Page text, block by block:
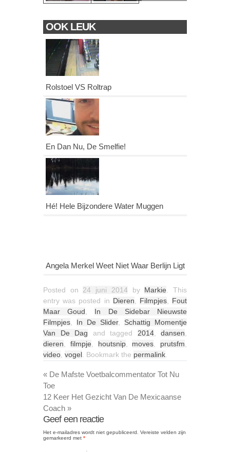
OOK LEUK
Rolstoel VS Roltrap
En Dan Nu, De Smelfie!
Hé! Hele Bijzondere Water Muggen
Angela Merkel Weet Niet Waar Berlijn Ligt
Posted on 24 juni 2014 by Markie . This
entry was posted in Dieren Filmpjes, Fout
Maar Goud
In De Sidebar Nieuwste
Filmpjes
In De Slider, Schattig Momentje
Van De Dag and tagged 2014, dansen
dieren
filmpje houtsnip, moves prutsfm
video vogel . Bookmark the permalink
« De Mafste Voetbalcommentator Tot Nu
Toe
12 Keer Het Gezicht Van De Mexicaanse
Coach »
Geef een reactie
Het e-mailadres wordt niet gepubliceerd.
Vereiste velden zijn
gemarkeerd met *